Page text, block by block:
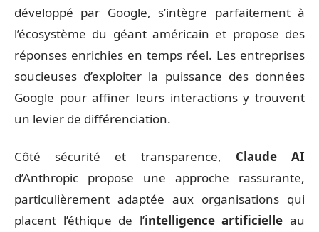
développé par Google, s’intègre parfaitement à
l’écosystème du géant américain et propose des
réponses enrichies en temps réel. Les entreprises
soucieuses d’exploiter la puissance des données
Google pour affiner leurs interactions y trouvent
un levier de différenciation.
Côté sécurité et transparence, Claude AI
d’Anthropic propose une approche rassurante,
particulièrement adaptée aux organisations qui
placent l’éthique de l’intelligence artificielle au